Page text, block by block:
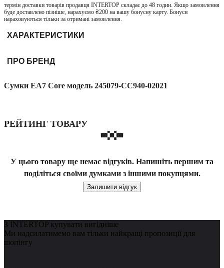
термін доставки товарів продавця INTERTOP складає до 48 годин. Якщо замовлення
буде доставлено пізніше, нарахуємо ₴200 на вашу бонусну карту. Бонуси
нараховуються тільки за отримані замовлення.
ХАРАКТЕРИСТИКИ
ПРО БРЕНД
Сумки EA7 Core модель 245079-CC940-02021
РЕЙТИНГ ТОВАРУ
У цього товару ще немає відгуків. Напишіть першим та
поділіться своїми думками з іншими покупцями.
Залишити відгук
З INTERTOP купувати вигідніше
Ми надсилатимемо вам тільки найкращі пропозиції для
шопінгу